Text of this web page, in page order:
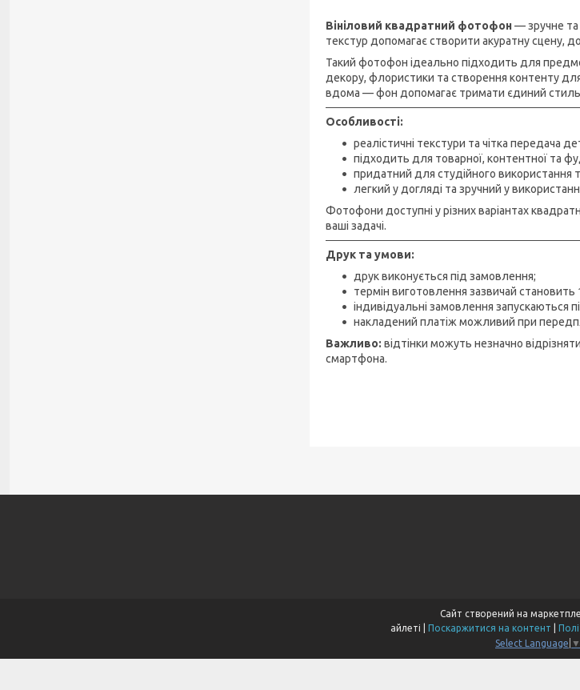
Вініловий квадратний фотофон — зручне та
текстур допомагає створити акуратну сцену,
Такий фотофон ідеально підходить для
декору, флористики та створення контенту для
вдома — фон допомагає тримати єдиний
Особливості:
реалістичні текстури та чітка передача
підходить для товарної, контентної та
придатний для студійного використання
легкий у догляді та зручний у
Фотофони доступні у різних варіантах
ваші задачі.
Друк та умови:
друк виконується під замовлення;
термін виготовлення зазвичай становить
індивідуальні замовлення запускаються
накладений платіж можливий при
Важливо: відтінки можуть незначно
смартфона.
Сайт створений на
Поскаржитися на контент
Select Language ▼